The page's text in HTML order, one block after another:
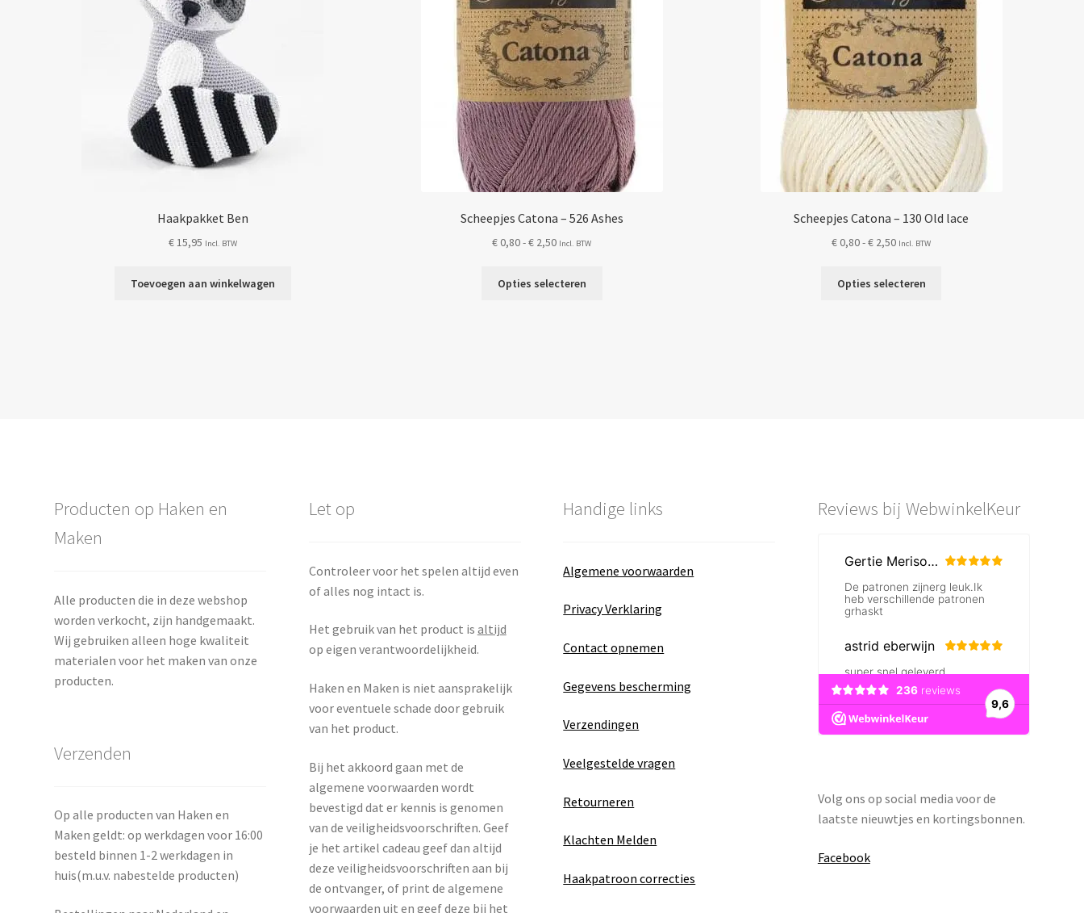
Haakpakket Ben
€15,95 Incl. BTW
Toevoegen aan winkelwagen
Scheepjes Catona – 526 Ashes
€0,80-€ 2,50Prijsklasse:
tot
Incl. BTW
Opties selecteren
productpagina
Scheepjes Catona – 130 Old lace
€0,80-€ 2,50Prijsklasse:
tot
Incl. BTW
Opties selecteren
productpagina
Producten op Haken en
Maken
Alle producten die in deze webshop
worden verkocht, zijn handgemaakt.
Wij gebruiken alleen hoge kwaliteit
materialen voor het maken van onze
producten.
Verzenden
Op alle producten van Haken en
Maken geldt: op werkdagen voor 16:00
besteld binnen 1-2 werkdagen in
huis(m.u.v. nabestelde producten)
Let op
Controleer voor het spelen altijd even
of alles nog intact is.
Het gebruik van het product is altijd
op eigen verantwoordelijkheid.
Haken en Maken is niet aansprakelijk
voor eventuele schade door gebruik
van het product.
Bij het akkoord gaan met de
algemene voorwaarden wordt
bevestigd dat er kennis is genomen
van de veiligheidsvoorschriften. Geef
je het artikel cadeau geef dan altijd
deze veiligheidsvoorschriften aan bij
de ontvanger, of print de algemene
voorwaarden uit en geef deze bij het
Handige links
Algemene voorwaarden
Privacy Verklaring
Contact opnemen
Gegevens bescherming
Verzendingen
Veelgestelde vragen
Retourneren
Klachten Melden
Haakpatroon correcties
Reviews bij WebwinkelKeur
Volg ons op social media voor de
laatste nieuwtjes en kortingsbonnen.
Facebook